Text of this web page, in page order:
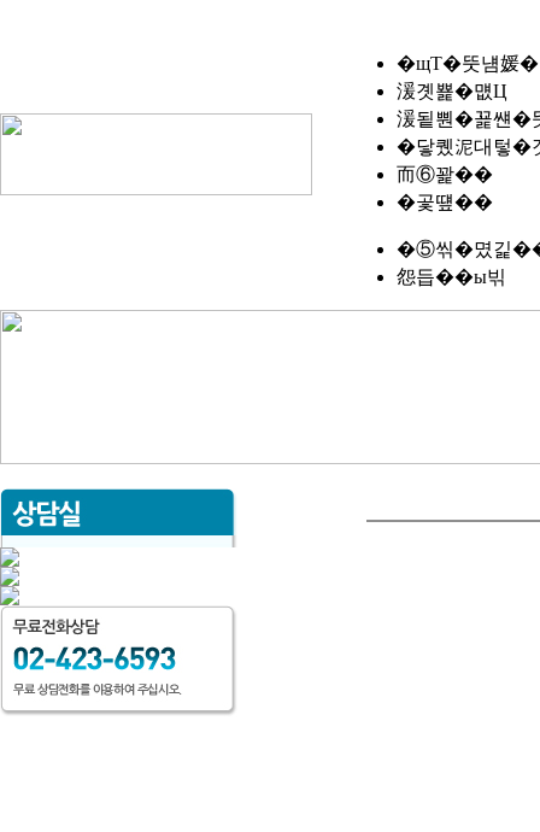
�щТ�뚯냼媛�
湲곗뾽�먮Ц
湲됱뿬�꾩썐�
�닿퀬泥대텋�
而⑥꽕��
�곷떞��
�⑤씪�몄긽
怨듭��ы빆